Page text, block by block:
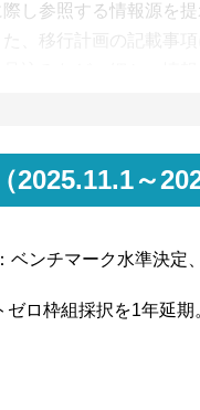
し参照する情報源を
た、移行計画の記載事
証書は、再エネ指定あ
超過するも約定量は売
開示に関する内閣府
以上の東証プライム
象となることが整理さ
2025.11.1～
ベンチマーク水準決定
ゼロ枠組採択を1年延